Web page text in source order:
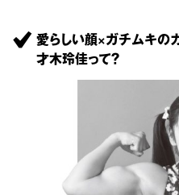
愛らしい顔×ガチムキのカ
才木玲佳って？